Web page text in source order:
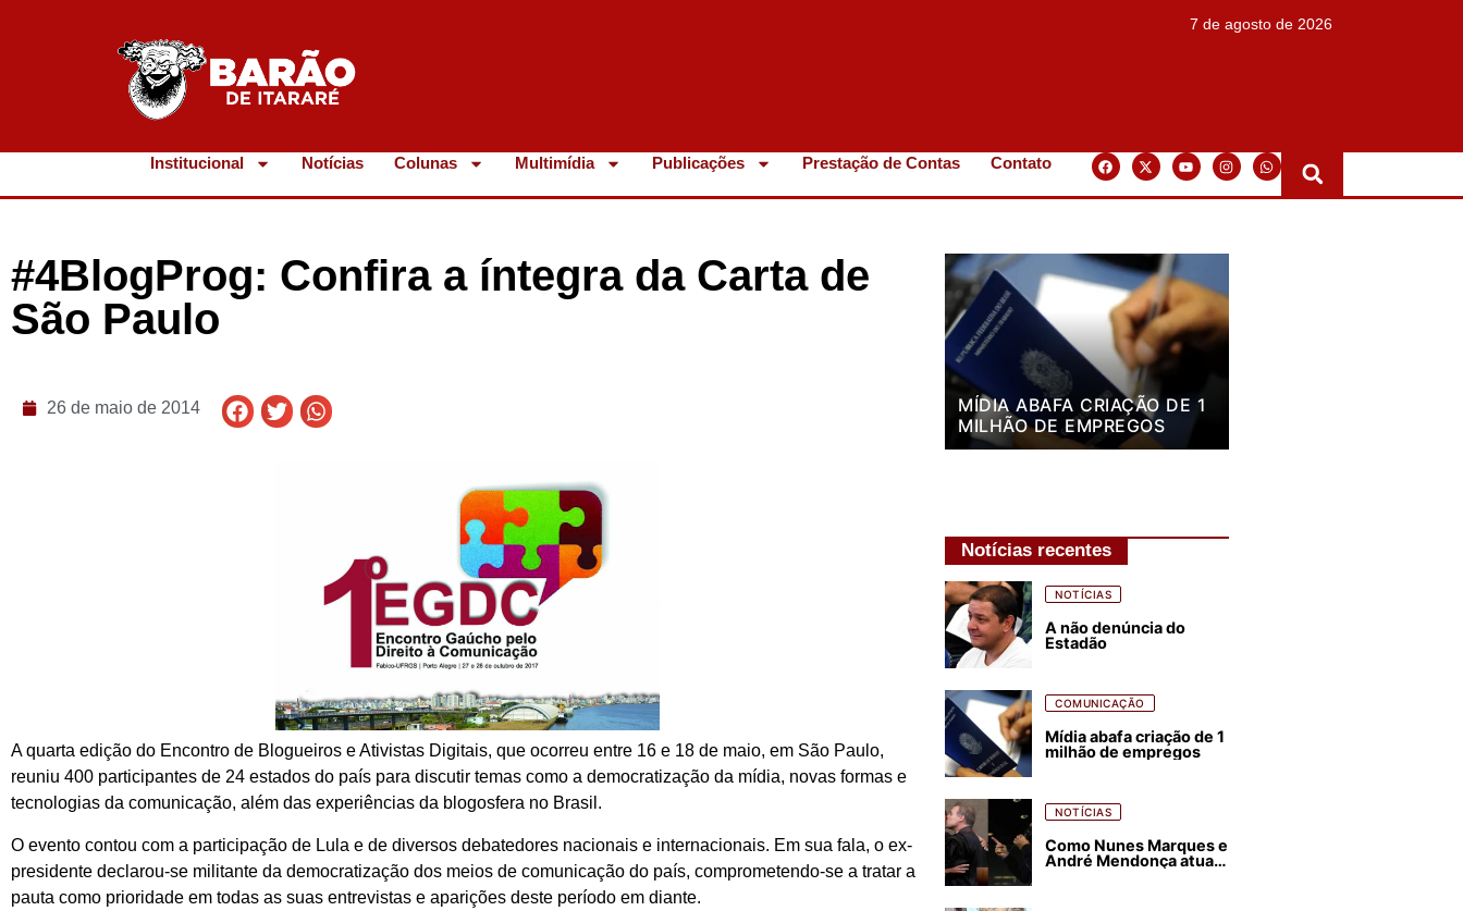
7 de agosto de 2026
Institucional Notícias Colunas Multimídia Publicações Prestação de Contas Contato
#4BlogProg: Confira a íntegra da Carta de
São Paulo
26 de maio de 2014
A quarta edição do Encontro de Blogueiros e Ativistas Digitais, que ocorreu entre 16 e 18 de maio, em São Paulo,
reuniu 400 participantes de 24 estados do país para discutir temas como a democratização da mídia, novas formas e
tecnologias da comunicação, além das experiências da blogosfera no Brasil.
O evento contou com a participação de Lula e de diversos debatedores nacionais e internacionais. Em sua fala, o ex-
presidente declarou-se militante da democratização dos meios de comunicação do país, comprometendo-se a tratar a
pauta como prioridade em todas as suas entrevistas e aparições deste período em diante.
MÍDIA ABAFA CRIAÇÃO DE 1
MILHÃO DE EMPREGOS
Notícias recentes
NOTÍCIAS
A não denúncia do
Estadão
COMUNICAÇÃO
Mídia abafa criação de 1
milhão de empregos
NOTÍCIAS
Como Nunes Marques e
André Mendonça atuam